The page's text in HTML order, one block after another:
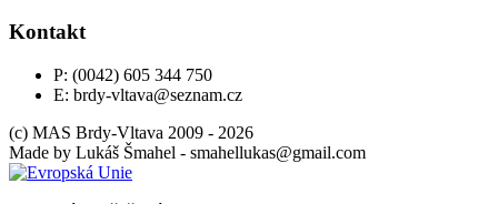
Kontakt
P: (0042) 605 344 750
E: brdy-vltava@seznam.cz
(c) MAS Brdy-Vltava 2009 - 2026
Made by Lukáš Šmahel - moc.liamg@sakullehams